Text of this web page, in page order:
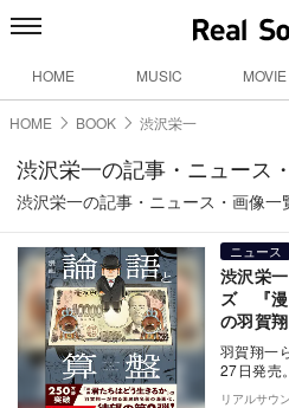
HOME MUSIC MOVIE
HOME BOOK 渋沢栄一
渋沢栄一の記事・ニュース
渋沢栄一の記事・ニュース・画像一
ニュース
渋沢栄
ズ 『漫
の羽賀
羽賀翔一
27日発売
トーリー
リアルサウ